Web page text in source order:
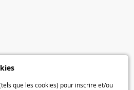
que les cookies) pour inscrire et/ou